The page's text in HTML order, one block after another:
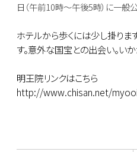
日（午前10時～午後5時）に一般
ホテルから歩くには少し掛りま
す。意外な国宝との出会い。いか
明王院リンクはこちら
http://www.chisan.net/